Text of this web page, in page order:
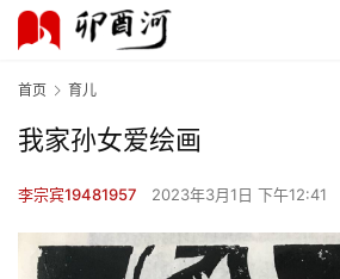
首页 育儿
我家孙女爱绘画
李宗宾19481957 2023年3月1日 下午12:41